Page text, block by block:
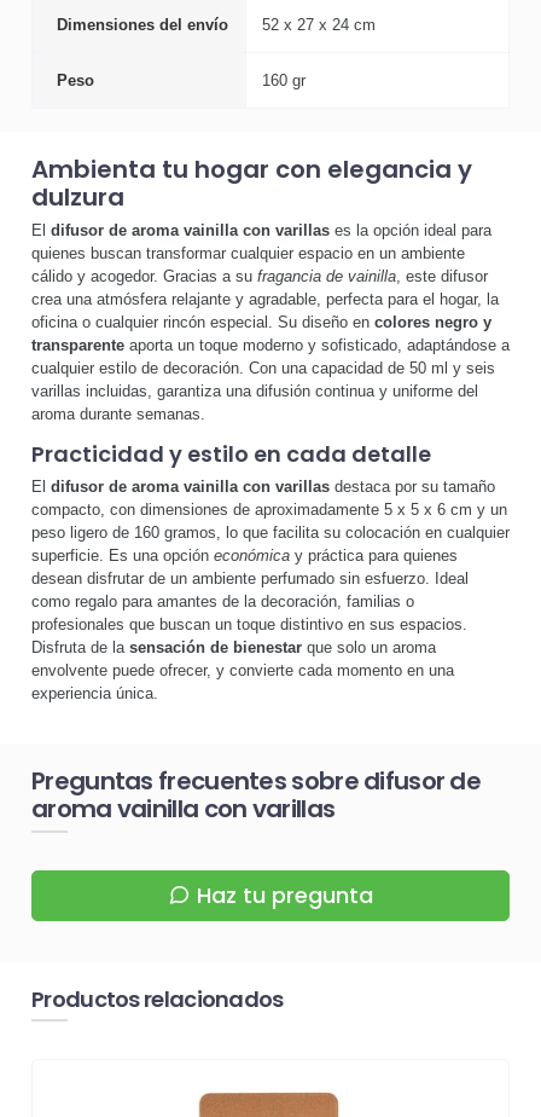
Dimensiones del envío 52 x 27 x 24 cm
Peso 160 gr
Ambienta tu hogar con elegancia y
dulzura
El difusor de aroma vainilla con varillas es la opción ideal para
quienes buscan transformar cualquier espacio en un ambiente
cálido y acogedor. Gracias a su fragancia de vainilla, este difusor
crea una atmósfera relajante y agradable, perfecta para el hogar, la
oficina o cualquier rincón especial. Su diseño en colores negro y
transparente aporta un toque moderno y sofisticado, adaptándose a
cualquier estilo de decoración. Con una capacidad de 50 ml y seis
varillas incluidas, garantiza una difusión continua y uniforme del
aroma durante semanas.
Practicidad y estilo en cada detalle
El difusor de aroma vainilla con varillas destaca por su tamaño
compacto, con dimensiones de aproximadamente 5 x 5 x 6 cm y un
peso ligero de 160 gramos, lo que facilita su colocación en cualquier
superficie. Es una opción económica y práctica para quienes
desean disfrutar de un ambiente perfumado sin esfuerzo. Ideal
como regalo para amantes de la decoración, familias o
profesionales que buscan un toque distintivo en sus espacios.
Disfruta de la sensación de bienestar que solo un aroma
envolvente puede ofrecer, y convierte cada momento en una
experiencia única.
Preguntas frecuentes sobre difusor de
aroma vainilla con varillas
Haz tu pregunta
Productos relacionados